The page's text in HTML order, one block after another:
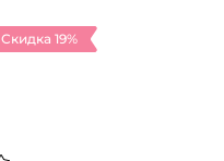
Скидка 19%